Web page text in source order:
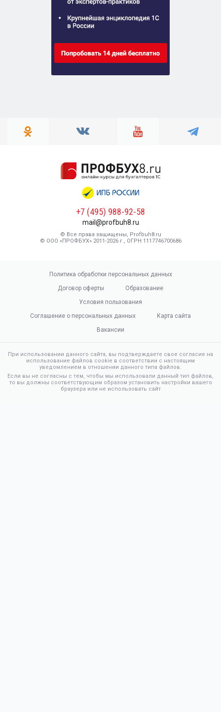
+7 (495) 988-92-58
mail@profbuh8.ru
© Все права защищены, Profbuh8.ru
© ООО «ПРОФБУХ» 2011-2026 г., ОГРН 1117746700686
Политика обработки персональных данных
Договор оферты
Образование
Условия пользования
Соглашение о персональных данных
Карта сайта
Вакансии
При использовании данного сайта, вы подтверждаете свое согласие на
использование файлов cookie в соответствии с настоящим
уведомлением в отношении данного типа файлов.
Если вы не согласны с тем, чтобы мы использовали данный тип файлов,
то вы должны соответствующим образом установить настройки вашего
браузера или не использовать сайт